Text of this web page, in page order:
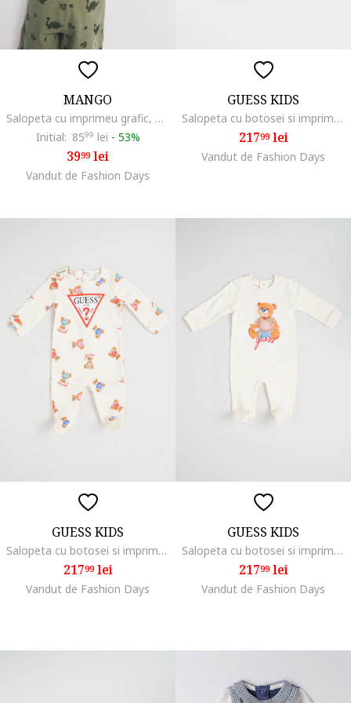
MANGO
Salopeta cu imprimeu grafic, Kaki/Kaki inchis
Initial: 8599 lei - 53%
3999lei
Vandut de Fashion Days
GUESS KIDS
Salopeta cu botosei si imprimeu logo, Albastru ultramarin
21799lei
Vandut de Fashion Days
GUESS KIDS
Salopeta cu botosei si imprimeu logo, Alb murdar
21799lei
Vandut de Fashion Days
GUESS KIDS
Salopeta cu botosei si imprimeu logo, Alb fildes
21799lei
Vandut de Fashion Days